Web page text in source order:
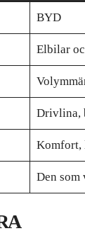
BYD
Elbilar
Drivlina,
Komfort,
Den